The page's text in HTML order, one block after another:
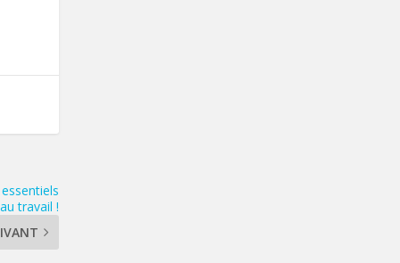
travail !